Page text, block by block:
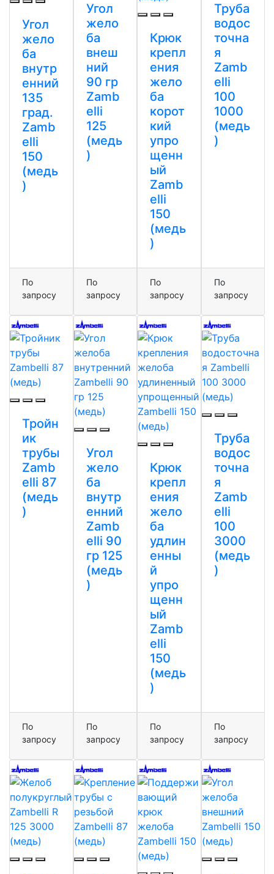
Угол
жело
ба
внутр
енний
135
град.
Zamb
elli
150
(медь
)
По
запросу
Угол
жело
ба
внеш
ний
90 гр
Zamb
elli
125
(медь
)
По
запросу
Крюк
крепл
ения
жело
ба
корот
кий
упро
щенн
ый
Zamb
elli
150
(медь
)
По
запросу
Труба
водос
точна
я
Zamb
elli
100
1000
(медь
)
По
запросу
Тройн
ик
трубы
Zamb
elli 87
(медь
)
По
запросу
Угол
жело
ба
внутр
енний
Zamb
elli 90
гр 125
(медь
)
По
запросу
Крюк
крепл
ения
жело
ба
удлин
енны
й
упро
щенн
ый
Zamb
elli
150
(медь
)
По
запросу
Труба
водос
точна
я
Zamb
elli
100
3000
(медь
)
По
запросу